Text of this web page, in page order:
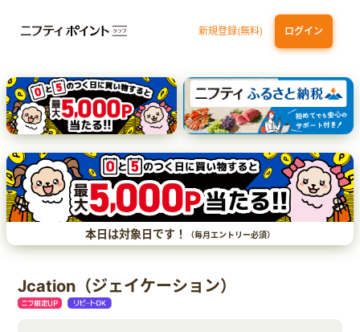
新規登録(無料) ログイン
三井住友カード（NL）オーロラデザイン
【三井住友銀行口座お持ちの方専用】Olive口座切替 P-one Wiz
ライフカードビジネスライトプラス dカード
本日は対象日です！ （毎月エントリー必須）
Jcation（ジェイケーション）